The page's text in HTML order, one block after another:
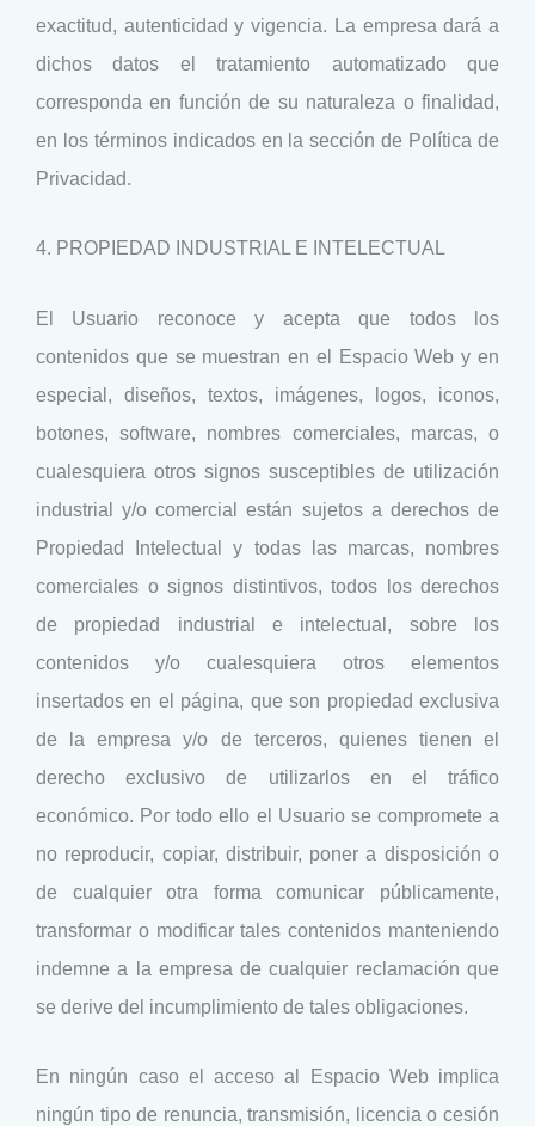
exactitud, autenticidad y vigencia. La empresa dará a
dichos datos el tratamiento automatizado que
corresponda en función de su naturaleza o finalidad,
en los términos indicados en la sección de Política de
Privacidad.
4. PROPIEDAD INDUSTRIAL E INTELECTUAL
El Usuario reconoce y acepta que todos los
contenidos que se muestran en el Espacio Web y en
especial, diseños, textos, imágenes, logos, iconos,
botones, software, nombres comerciales, marcas, o
cualesquiera otros signos susceptibles de utilización
industrial y/o comercial están sujetos a derechos de
Propiedad Intelectual y todas las marcas, nombres
comerciales o signos distintivos, todos los derechos
de propiedad industrial e intelectual, sobre los
contenidos y/o cualesquiera otros elementos
insertados en el página, que son propiedad exclusiva
de la empresa y/o de terceros, quienes tienen el
derecho exclusivo de utilizarlos en el tráfico
económico. Por todo ello el Usuario se compromete a
no reproducir, copiar, distribuir, poner a disposición o
de cualquier otra forma comunicar públicamente,
transformar o modificar tales contenidos manteniendo
indemne a la empresa de cualquier reclamación que
se derive del incumplimiento de tales obligaciones.
En ningún caso el acceso al Espacio Web implica
ningún tipo de renuncia, transmisión, licencia o cesión